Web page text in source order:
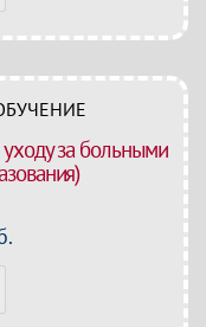
за больными